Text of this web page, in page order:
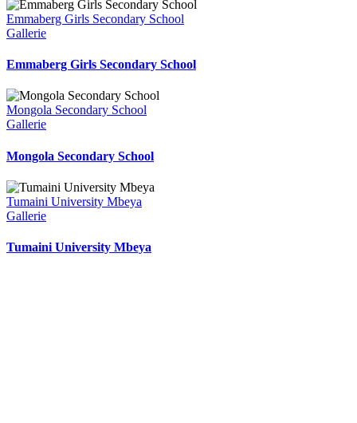
Emmaberg Girls Secondary School
Gallerie
Emmaberg Girls Secondary School
Mongola Secondary School
Gallerie
Mongola Secondary School
Tumaini University Mbeya
Gallerie
Tumaini University Mbeya